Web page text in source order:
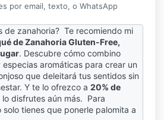
por email, texto, o WhatsApp
de zanahoria? Te recomiendo mi
de Zanahoria Gluten-Free,
. Descubre cómo combino
especias aromáticas para crear un
que deleitará tus sentidos sin
Y te lo ofrezco a 20% de
lo disfrutes aún más. Para
tienes que ponerle palomita a